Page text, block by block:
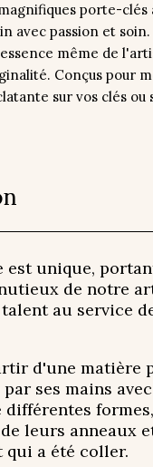
porte-clés
avec passion et
même de
Conçus pour
sur vos clés ou
est unique,
de notre
au service
d'une matière
ses mains
formes,
leurs anneaux
qui a été coller.